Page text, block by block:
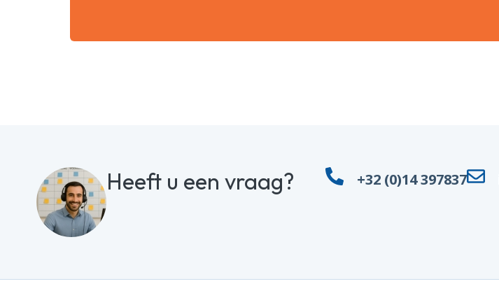
Heeft u een vraag? +32 (0)14 397837